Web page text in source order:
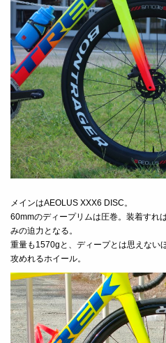
メインはAEOLUS XXX6 DISC。
60mmのディープリムは圧巻。装着すれ
みの迫力となる。
重量も1570gと、ディープとは思えない
攻めれるホイール。